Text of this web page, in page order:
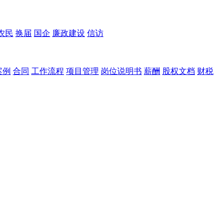
民 换届 国企 廉政建设 信访
例 合同 工作流程 项目管理 岗位说明书 薪酬 股权文档 财税